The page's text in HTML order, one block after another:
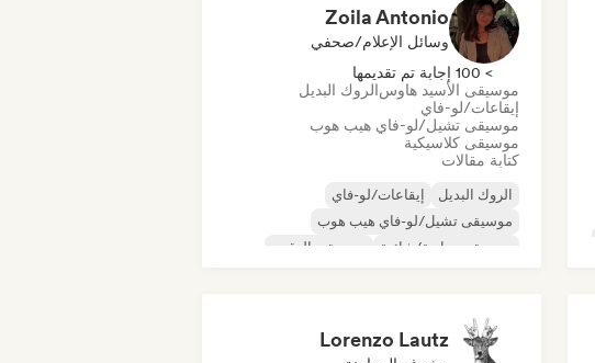
Zoila Antonio
وسائل الإعلام/صحفي
> 100 إجابة تم تقديمها
موسيقى الأسيد هاوسالروك البديل
إيقاعات/لو-فاي
موسيقى تشيل/لو-فاي هيب هوب
موسيقى كلاسيكية
كتابة مقالات
الروك البديل
إيقاعات/لو-فاي
موسيقى تشيل/لو-فاي هيب هوب
موسيقى تجارية/شائعة
موسيقى الرقص
Lorenzo Lautz